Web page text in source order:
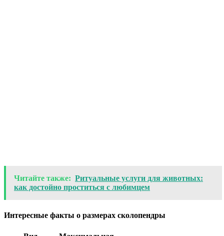
Читайте также: Ритуальные услуги для животных:
как достойно проститься с любимцем
Интересные факты о размерах сколопендры